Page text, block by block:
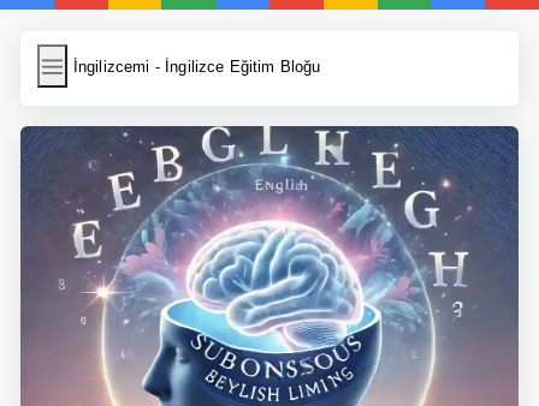
İngilizcemi - İngilizce Eğitim Bloğu
İngilizcemi
Resim Yükle
Wordpress Cache
Anasayfa
İngilizce Yemek Tarifleri
İngilizce Şarkı Sözleri